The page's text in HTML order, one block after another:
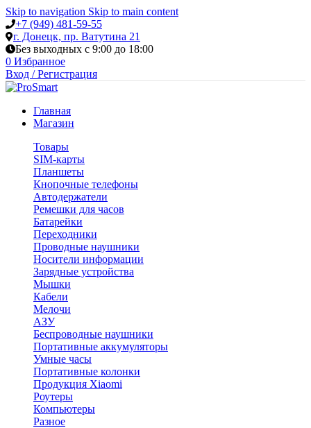
Skip to navigation Skip to main content
+7 (949) 481-59-55
г. Донецк, пр. Ватутина 21
Без выходных с 9:00 до 18:00
0 Избранное
Вход / Регистрация
Главная
Магазин
Товары
SIM-карты
Планшеты
Кнопочные телефоны
Автодержатели
Ремешки для часов
Батарейки
Переходники
Проводные наушники
Носители информации
Зарядные устройства
Мышки
Кабели
Мелочи
АЗУ
Беспроводные наушники
Портативные аккумуляторы
Умные часы
Портативные колонки
Продукция Xiaomi
Роутеры
Компьютеры
Разное